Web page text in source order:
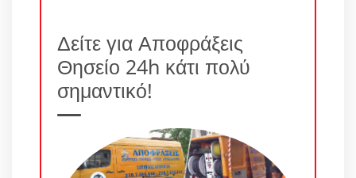
Δείτε για Αποφράξεις
Θησείο 24h κάτι πολύ
σημαντικό!